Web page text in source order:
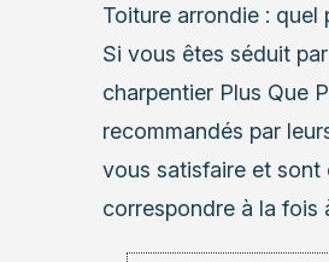
Toiture arrondie : quel
Si vous êtes séduit
charpentier Plus Que
recommandés par
vous satisfaire et sont
correspondre à la fois